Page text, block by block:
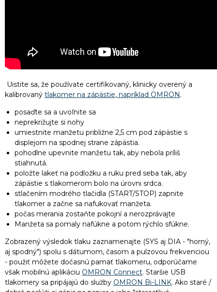
Uistite sa, že používate certifikovaný, klinicky overený a
kalibrovaný tlakomer na zápästie, napríklad OMRON.
posaďte sa a uvoľnite sa
neprekrižujte si nohy
umiestnite manžetu približne 2,5 cm pod zápästie s
displejom na spodnej strane zápästia.
pohodlne upevnite manžetu tak, aby nebola príliš
stiahnutá.
položte lakeť na podložku a ruku pred seba tak, aby
zápästie s tlakomerom bolo na úrovni srdca.
stlačením modrého tlačidla (START/STOP) zapnite
tlakomer a začne sa nafukovať manžeta.
počas merania zostaňte pokojní a nerozprávajte
Manžeta sa pomaly nafúkne a potom rýchlo sfúkne.
Zobrazený výsledok tlaku zaznamenajte (SYS aj DIA - "horný,
aj spodný") spolu s dátumom, časom a pulzovou frekvenciou
- použiť môžete dočasnú pamäť tlakomeru, odporúčame
však mobilnú aplikáciu OMRON Connect. Staršie USB
tlakomery sa pripájajú do služby OMRON Bi-LINK. Ako staré /